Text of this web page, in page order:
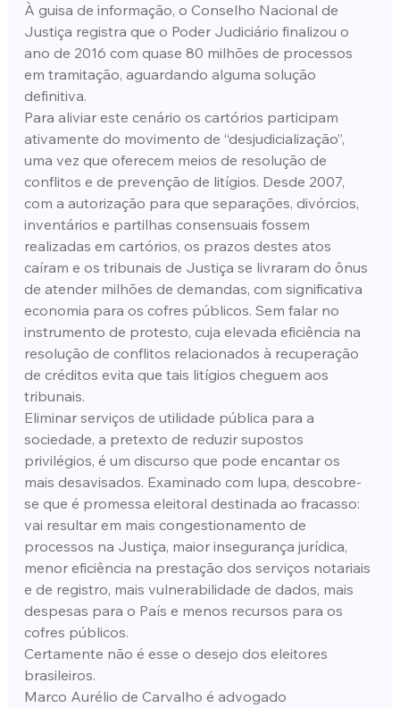
À guisa de informação, o Conselho Nacional de
Justiça registra que o Poder Judiciário finalizou o
ano de 2016 com quase 80 milhões de processos
em tramitação, aguardando alguma solução
definitiva.
Para aliviar este cenário os cartórios participam
ativamente do movimento de “desjudicialização”,
uma vez que oferecem meios de resolução de
conflitos e de prevenção de litígios. Desde 2007,
com a autorização para que separações, divórcios,
inventários e partilhas consensuais fossem
realizadas em cartórios, os prazos destes atos
caíram e os tribunais de Justiça se livraram do ônus
de atender milhões de demandas, com significativa
economia para os cofres públicos. Sem falar no
instrumento de protesto, cuja elevada eficiência na
resolução de conflitos relacionados à recuperação
de créditos evita que tais litígios cheguem aos
tribunais.
Eliminar serviços de utilidade pública para a
sociedade, a pretexto de reduzir supostos
privilégios, é um discurso que pode encantar os
mais desavisados. Examinado com lupa, descobre-
se que é promessa eleitoral destinada ao fracasso:
vai resultar em mais congestionamento de
processos na Justiça, maior insegurança jurídica,
menor eficiência na prestação dos serviços notariais
e de registro, mais vulnerabilidade de dados, mais
despesas para o País e menos recursos para os
cofres públicos.
Certamente não é esse o desejo dos eleitores
brasileiros.
Marco Aurélio de Carvalho é advogado